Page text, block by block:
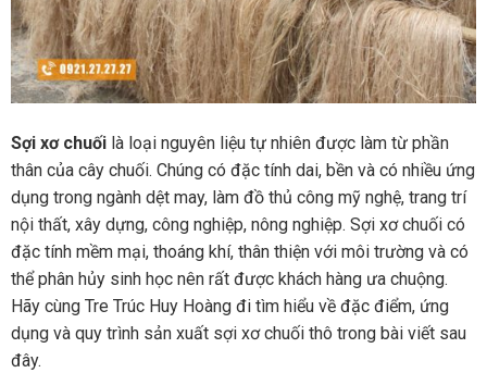
Sợi xơ chuối là loại nguyên liệu tự nhiên được làm từ phần
thân của cây chuối. Chúng có đặc tính dai, bền và có nhiều ứng
dụng trong ngành dệt may, làm đồ thủ công mỹ nghệ, trang trí
nội thất, xây dựng, công nghiệp, nông nghiệp. Sợi xơ chuối có
đặc tính mềm mại, thoáng khí, thân thiện với môi trường và có
thể phân hủy sinh học nên rất được khách hàng ưa chuộng.
Hãy cùng Tre Trúc Huy Hoàng đi tìm hiểu về đặc điểm, ứng
dụng và quy trình sản xuất sợi xơ chuối thô trong bài viết sau
đây.